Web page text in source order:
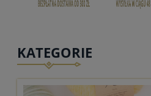
KATEGORIE